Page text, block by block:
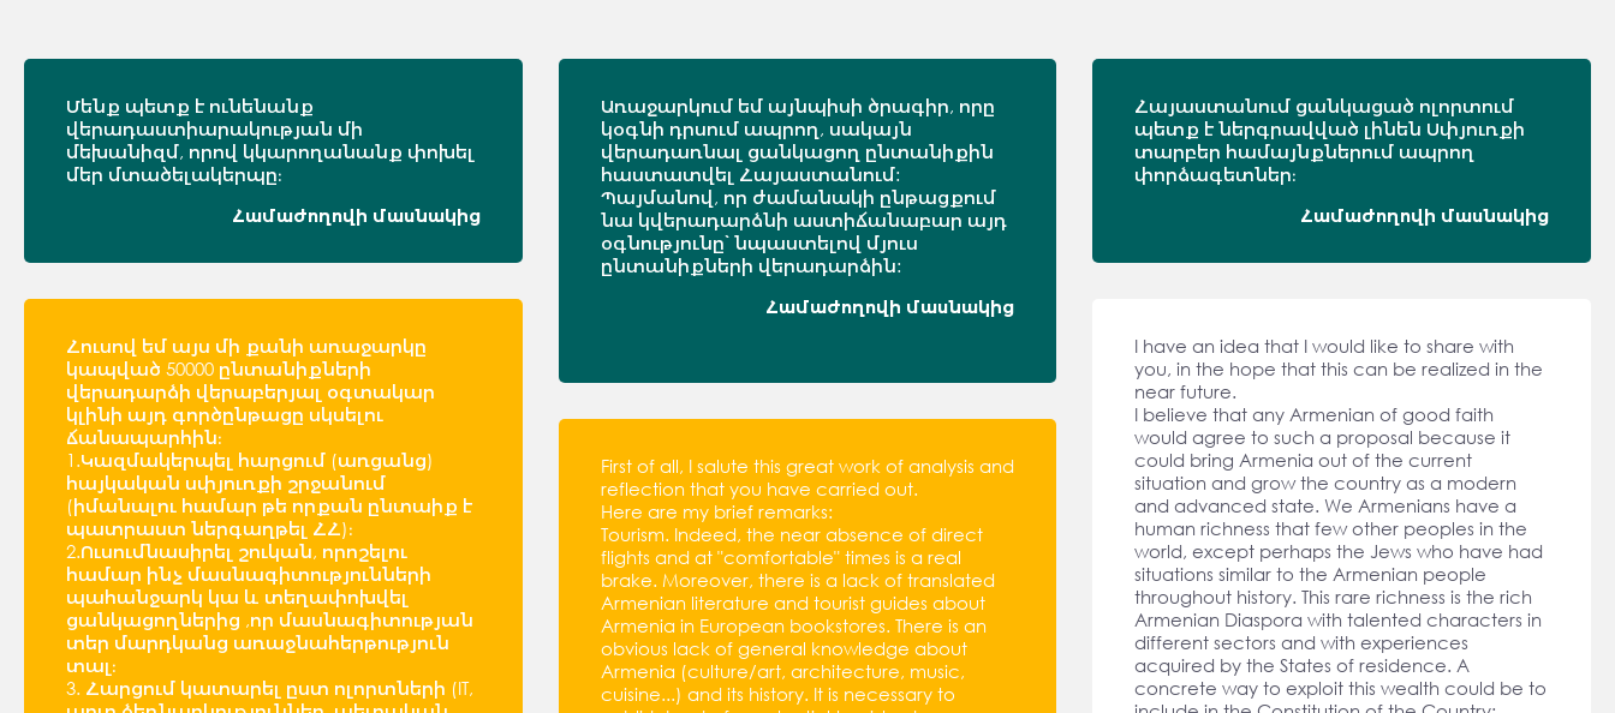
Մենք պետք է ունենանք
վերադաստիարակության մի
մեխանիզմ, որով կկարողանանք փոխել
մեր մտածելակերպը։
Համաժողովի մասնակից
Առաջարկում եմ այնպիսի ծրագիր, որը
կօգնի դրսում ապրող, սակայն
վերադառնալ ցանկացող ընտանիքին
հաստատվել Հայաստանում:
Պայմանով, որ ժամանակի ընթացքում
նա կվերադարձնի աստիճանաբար այդ
օգնությունը՝ նպաստելով մյուս
ընտանիքների վերադարձին:
Համաժողովի մասնակից
Հայաստանում ցանկացած ոլորտում
պետք է ներգրավված լինեն Սփյուռքի
տարբեր համայնքներում ապրող
փորձագետներ։
Համաժողովի մասնակից
Հուսով եմ այս մի քանի առաջարկը
կապված 50000 ընտանիքների
վերադարձի վերաբերյալ օգտակար
կլինի այդ գործընթացը սկսելու
ճանապարհին։
1.Կազմակերպել հարցում (առցանց)
հայկական սփյուռքի շրջանում
(իմանալու համար թե որքան ընտաիք է
պատրաստ ներգաղթել ՀՀ)։
2.Ուսումնասիրել շուկան, որոշելու
համար ինչ մասնագիտությունների
պահանջարկ կա և տեղափոխվել
ցանկացողներից ,որ մասնագիտության
տեր մարդկանց առաջնահերթություն
տալ։
3. Հարցում կատարել ըստ ոլորտների (IT,
I have an idea that I would like to share with
you, in the hope that this can be realized in the
near future.
I believe that any Armenian of good faith
would agree to such a proposal because it
could bring Armenia out of the current
situation and grow the country as a modern
and advanced state. We Armenians have a
human richness that few other peoples in the
world, except perhaps the Jews who have had
situations similar to the Armenian people
throughout history. This rare richness is the rich
Armenian Diaspora with talented characters in
different sectors and with experiences
acquired by the States of residence. A
concrete way to exploit this wealth could be to
First of all, I salute this great work of analysis and
reflection that you have carried out.
Here are my brief remarks:
Tourism. Indeed, the near absence of direct
flights and at "comfortable" times is a real
brake. Moreover, there is a lack of translated
Armenian literature and tourist guides about
Armenia in European bookstores. There is an
obvious lack of general knowledge about
Armenia (culture/art, architecture, music,
cuisine...) and its history. It is necessary to